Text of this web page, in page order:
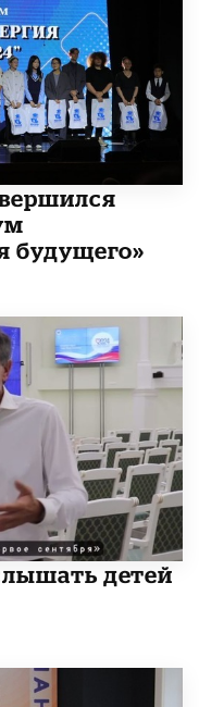
будущего»
детей